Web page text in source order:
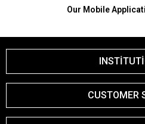
Our Mobile
CUSTOMER